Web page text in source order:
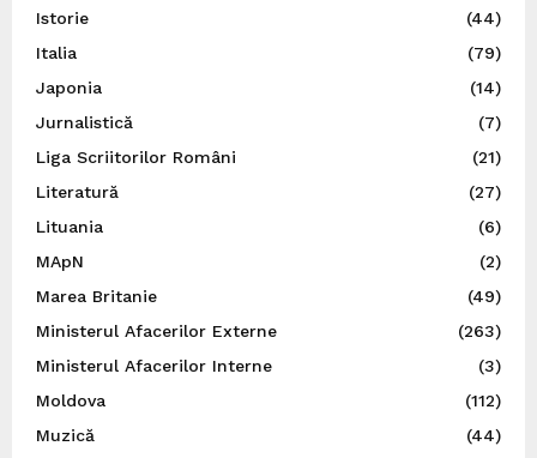
Istorie
(44)
Italia
(79)
Japonia
(14)
Jurnalistică
(7)
Liga Scriitorilor Români
(21)
Literatură
(27)
Lituania
(6)
MApN
(2)
Marea Britanie
(49)
Ministerul Afacerilor Externe
(263)
Ministerul Afacerilor Interne
(3)
Moldova
(112)
Muzică
(44)